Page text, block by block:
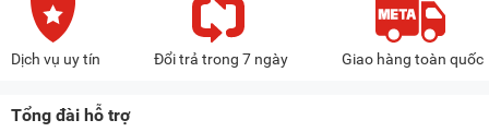
Dịch vụ uy tín Đổi trả trong 7 ngày Giao hàng toàn quốc
Tổng đài hỗ trợ